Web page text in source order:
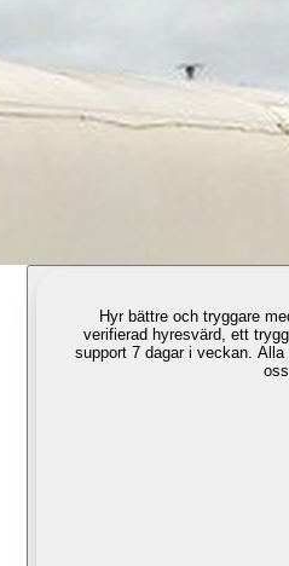
Hyr bättre och tryggare
verifierad hyresvärd, ett
support 7 dagar i veckan.